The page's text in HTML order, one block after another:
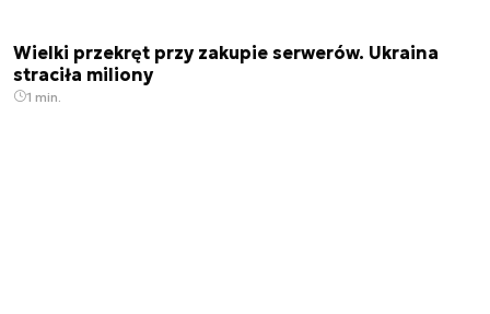
Wielki przekręt przy zakupie serwerów. Ukraina
straciła miliony
1 min.